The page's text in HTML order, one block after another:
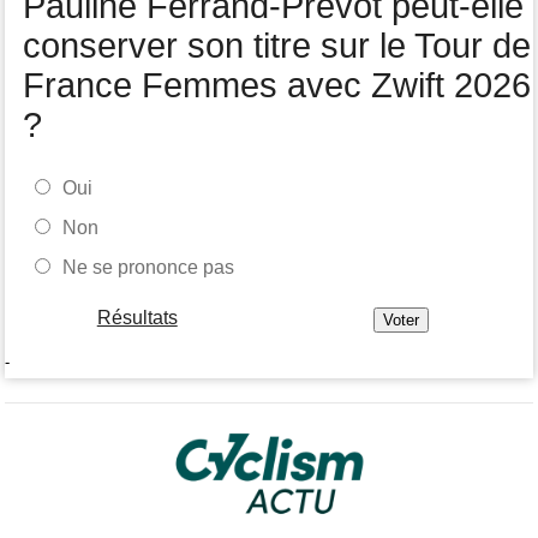
conserver son titre sur le Tour de
France Femmes avec Zwift 2026
?
Oui
Non
Ne se prononce pas
Résultats
-